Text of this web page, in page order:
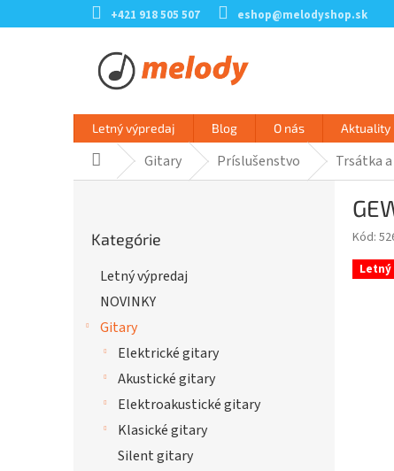
na
+421 918 505 507 eshop@melodyshop.sk
Letný výpredaj Blog O nás Aktuality
DomovGitary Príslušenstvo Trsátka
kategórie
Kategórie
Letný výpredaj
NOVINKY
Gitary
Elektrické gitary
Akustické gitary
Elektroakustické gitary
Klasické gitary
Silent gitary
Kód:
Letný